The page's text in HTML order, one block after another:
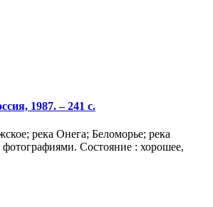
1987. – 241 с.
река Онега; Беломорье; река
Состояние : хорошее,